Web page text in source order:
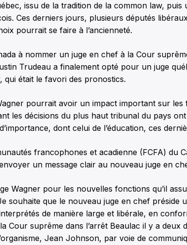
issu de la tradition de la common law, puis
Ces derniers jours, plusieurs députés
pourrait se faire à l’ancienneté.
à nommer un juge en chef à la Cour
Trudeau a finalement opté pour un juge
qui était le favori des pronostics.
pourrait avoir un impact important sur
les décisions du plus haut tribunal du pays
dont celui de l’éducation, ces
francophones et acadienne (FCFA) du
un message clair au nouveau juge en
Wagner pour les nouvelles fonctions qu’il
souhaite que le nouveau juge en chef préside
de manière large et libérale, en
Cour suprême dans l’arrêt Beaulac il y a deux
Jean Johnson, par voie de